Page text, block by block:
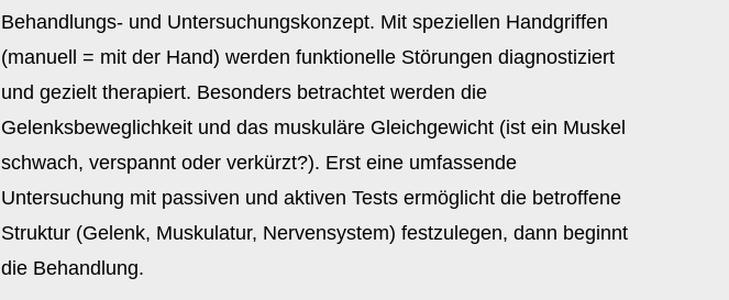
Behandlungs- und Untersuchungskonzept. Mit speziellen Handgriffen
(manuell = mit der Hand) werden funktionelle Störungen diagnostiziert
und gezielt therapiert. Besonders betrachtet werden die
Gelenksbeweglichkeit und das muskuläre Gleichgewicht (ist ein Muskel
schwach, verspannt oder verkürzt?). Erst eine umfassende
Untersuchung mit passiven und aktiven Tests ermöglicht die betroffene
Struktur (Gelenk, Muskulatur, Nervensystem) festzulegen, dann beginnt
die Behandlung.